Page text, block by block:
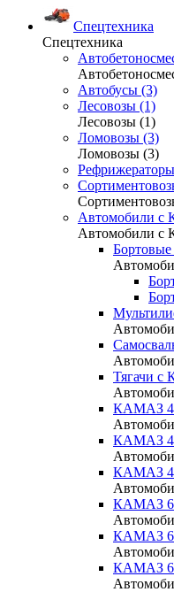
Спецтехника
Спецтехника
Автобусы (3)
Лесовозы (1)
Лесовозы (1)
Ломовозы (3)
Ломовозы (3)
Автомобили с
Автомобили с
Тягачи с
КАМАЗ
КАМАЗ
КАМАЗ
КАМАЗ
КАМАЗ
КАМАЗ